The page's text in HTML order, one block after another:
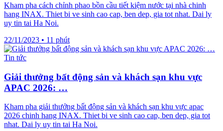
Kham pha cách chỉnh phao bồn cầu tiết kiệm nước tại nhà chinh
hang INAX. Thiet bi ve sinh cao cap, ben dep, gia tot nhat. Dai ly
uy tin tai Ha Noi.
22/11/2023 • 11 phút
Tin tức
Giải thưởng bất động sản và khách sạn khu vực
APAC 2026: …
Kham pha giải thưởng bất động sản và khách sạn khu vực apac
2026 chinh hang INAX. Thiet bi ve sinh cao cap, ben dep, gia tot
nhat. Dai ly uy tin tai Ha Noi.